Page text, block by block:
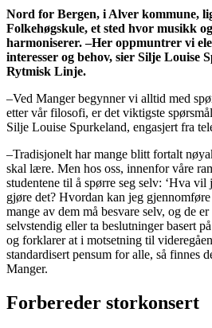
Nord for Bergen, i Alver kommune,
Folkehøgskule, et sted hvor musikk
harmoniserer. –Her oppmuntrer vi
interesser og behov, sier Silje Louise
Rytmisk Linje.
–Ved Manger begynner vi alltid med
etter vår filosofi, er det viktigste
Silje Louise Spurkeland, engasjert fra
–Tradisjonelt har mange blitt fortalt
skal lære. Men hos oss, innenfor våre
studentene til å spørre seg selv: ‘Hva
gjøre det? Hvordan kan jeg gjennomføre
mange av dem må besvare selv, og de
selvstendig eller ta beslutninger basert
og forklarer at i motsetning til
standardisert pensum for alle, så finnes
Manger.
Forbereder storkonsert